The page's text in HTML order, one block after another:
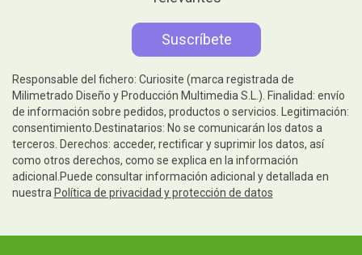
Responsable del fichero: Curiosite (marca registrada de
Milimetrado Diseño y Producción Multimedia S.L.). Finalidad: envío
de información sobre pedidos, productos o servicios. Legitimación:
consentimiento.Destinatarios: No se comunicarán los datos a
terceros. Derechos: acceder, rectificar y suprimir los datos, así
como otros derechos, como se explica en la información
adicional.Puede consultar información adicional y detallada en
nuestra Política de privacidad y protección de datos